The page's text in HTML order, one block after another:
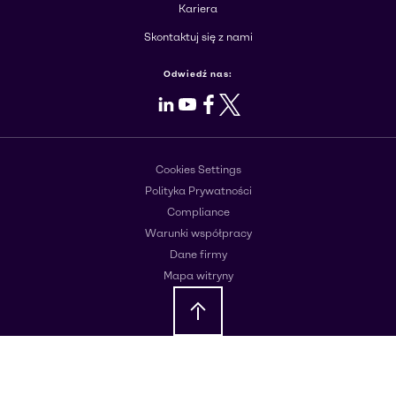
Kariera
Skontaktuj się z nami
Odwiedź nas:
LinkedIn
Youtube
Facebook
X
Cookies Settings
Polityka Prywatności
Compliance
Warunki współpracy
Dane firmy
Mapa witryny